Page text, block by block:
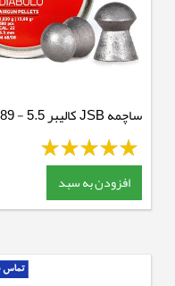
ساچمه JSB کالیبر 5.5 - 15.89 گرین
افزودن به سبد